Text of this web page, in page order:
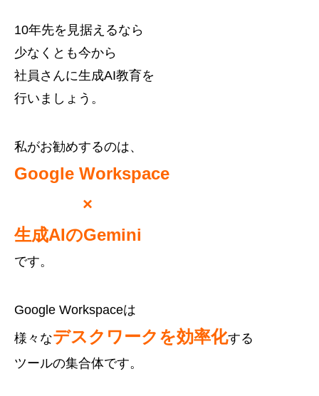
10年先を見据えるなら
少なくとも今から
社員さんに生成AI教育を
行いましょう。
私がお勧めするのは、
Google Workspace
×
生成AIのGemini
です。
Google Workspaceは
様々なデスクワークを効率化する
ツールの集合体です。